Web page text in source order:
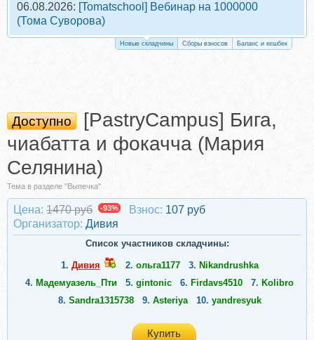
06.08.2026: [Tomatschool] Вебинар на 1000000
(Тома Суворова)
Новые складчины Сборы взносов Баланс и кешбек
Доступно
[PastryCampus] Бига,
чиабатта и фокачча (Мария
Селянина)
Тема в разделе "Выпечка"
Цена: 1470 руб -93% Взнос: 107 руб
Организатор: Дивия
Список участников складчины:
1. Дивия 2. ольга1177 3. Nikandrushka
4. Мадемуазель_Пти 5. gintonic 6. Firdavs4510 7. Kolibro
8. Sandra1315738 9. Asteriya 10. yandresyuk
Купить